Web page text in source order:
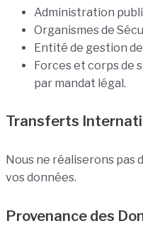
Administration
Organismes de
Entité de gestion
Forces et corps de
par mandat légal.
Transferts
Nous ne réaliserons
vos données.
Provenance des